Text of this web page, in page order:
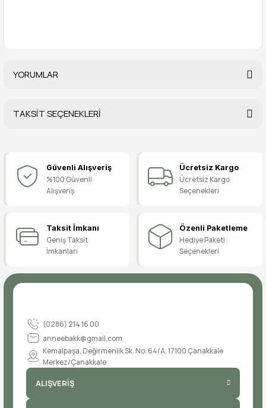
YORUMLAR
Yorum Yaz
TAKSİT SEÇENEKLERİ
Güvenli Alışveriş
%100 Güvenli
Alışveriş
Ücretsiz Kargo
Ücretsiz Kargo
Seçenekleri
Taksit İmkanı
Geniş Taksit
İmkanları
Özenli Paketleme
Hediye Paketi
Seçenekleri
(0286) 214 16 00
anneebakk@gmail.com
Kemalpaşa, Değirmenlik Sk. No: 64/A, 17100 Çanakkale
Merkez/Çanakkale
ALIŞVERİŞ